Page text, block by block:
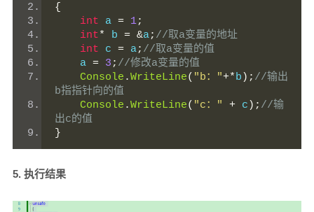
{
int a = 1;
int* b = &a; //取a变量的地址
int c = a; //取a变量的值
    a
= 3 ; //修改a变量的值
Console .WriteLine( "b："+*b ); //输出
b指指针向的值
Console .WriteLine( "c：" + c ); //输
出c的值
}
5. 执行结果